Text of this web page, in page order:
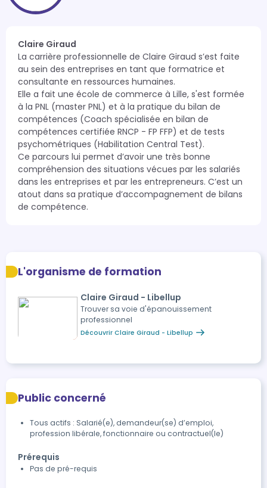
Claire Giraud
La carrière professionnelle de Claire Giraud s’est faite
au sein des entreprises en tant que formatrice et
consultante en ressources humaines.
Elle a fait une école de commerce à Lille, s'est formée
à la PNL (master PNL) et à la pratique du bilan de
compétences (Coach spécialisée en bilan de
compétences certifiée RNCP - FP FFP) et de tests
psychométriques (Habilitation Central Test).
Ce parcours lui permet d’avoir une très bonne
compréhension des situations vécues par les salariés
dans les entreprises et par les entrepreneurs. C’est un
atout dans sa pratique d’accompagnement de bilans
de compétence.
L'organisme de formation
Claire Giraud - Libellup
Trouver sa voie d'épanouissement
professionnel
Découvrir Claire Giraud - Libellup
Public concerné
Tous actifs : Salarié(e), demandeur(se) d’emploi,
profession libérale, fonctionnaire ou contractuel(le)
Prérequis
Pas de pré-requis